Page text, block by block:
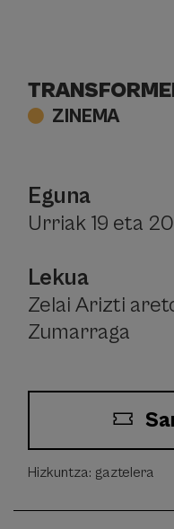
ZINEMA
Eguna
Urriak 19 eta 20
Lekua
Zelai Arizti
Zumarraga
Hizkuntza: gaztelera